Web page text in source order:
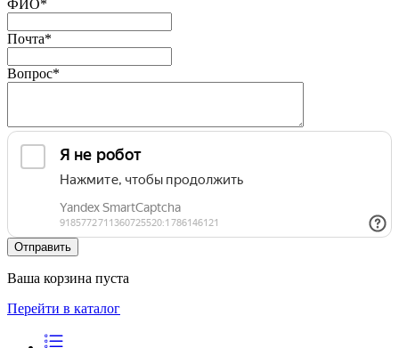
ФИО*
Почта*
Вопрос*
Ваша корзина пуста
Перейти в каталог